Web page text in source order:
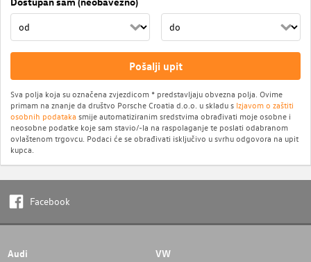
Pošalji upit
Sva polja koja su označena zvjezdicom * predstavljaju obvezna polja. Ovime
primam na znanje da društvo Porsche Croatia d.o.o. u skladu s Izjavom o zaštiti
osobnih podataka smije automatiziranim sredstvima obrađivati moje osobne i
neosobne podatke koje sam stavio/-la na raspolaganje te poslati odabranom
ovlaštenom trgovcu. Podaci će se obrađivati isključivo u svrhu odgovora na upit
kupca.
Facebook
Audi VW